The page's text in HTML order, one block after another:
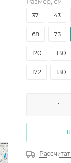
37
43
68 73
120 130
172 180